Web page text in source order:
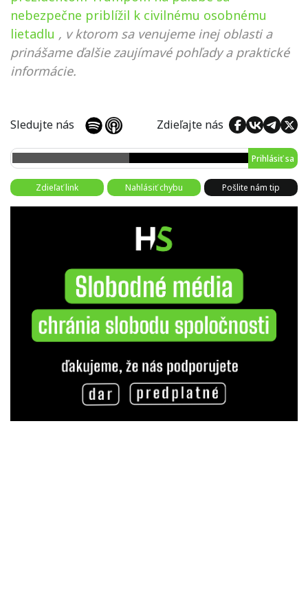
nebezpečne priblížil k civilnému osobnému
lietadlu , v ktorom sa venujeme inej oblasti a
prinášame ďalšie zaujímavé pohľady a praktické
informácie.
Sledujte nás Zdieľajte nás
Prihlásiť sa
Zdieľať link Nahlásiť chybu Pošlite nám tip